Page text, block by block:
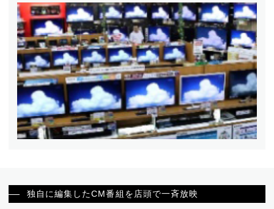
独自に編集したCM番組を店頭で一斉放映